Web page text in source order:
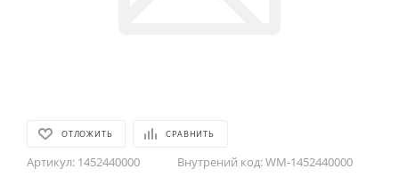
ОТЛОЖИТЬ СРАВНИТЬ
Артикул: 1452440000 Внутрений код:WM-1452440000